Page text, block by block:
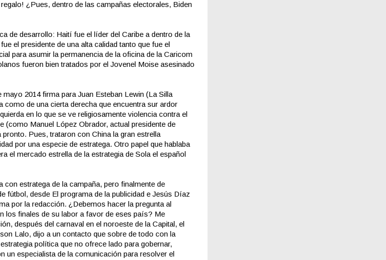
¿Pues, dentro de las campañas electorales, Biden
de desarrollo: Haití fue el líder del Caribe a dentro de la
el presidente de una alta calidad tanto que fue el
para asumir la permanencia de la oficina de la Caricom
fueron bien tratados por el Jovenel Moise asesinado
mayo 2014 firma para Juan Esteban Lewin (La Silla
como de una cierta derecha que encuentra sur ardor
en lo que se ve religiosamente violencia contra el
(como Manuel López Obrador, actual presidente de
pronto. Pues, trataron con China la gran estrella
por una especie de estratega. Otro papel que hablaba
el mercado estrella de la estrategia de Sola el español
con estratega de la campaña, pero finalmente de
fútbol, desde El programa de la publicidad e Jesús Díaz
por la redacción. ¿Debemos hacer la pregunta al
los finales de su labor a favor de eses país? Me
después del carnaval en el noroeste de la Capital, el
Lalo, dijo a un contacto que sobre de todo con la
política que no ofrece lado para gobernar,
un especialista de la comunicación para resolver el